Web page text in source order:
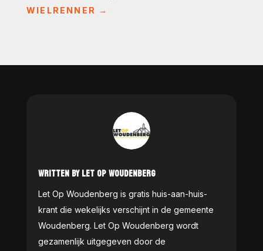
WIELRENNER →
WRITTEN BY LET OP WOUDENBERG
Let Op Woudenberg is gratis huis-aan-huis-
krant die wekelijks verschijnt in de gemeente
Woudenberg. Let Op Woudenberg wordt
gezamenlijk uitgegeven door de